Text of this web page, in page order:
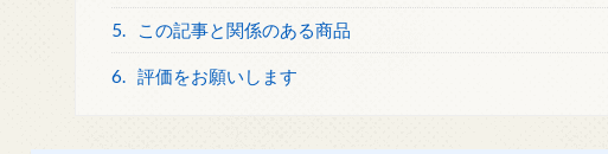
5. この記事と関係のある商品
6. 評価をお願いします